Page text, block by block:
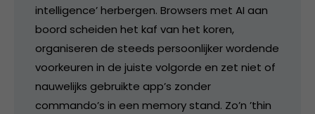
intelligence’ herbergen. Browsers met AI aan
boord scheiden het kaf van het koren,
organiseren de steeds persoonlijker wordende
voorkeuren in de juiste volgorde en zet niet of
nauwelijks gebruikte app’s zonder
commando’s in een memory stand. Zo’n ’thin